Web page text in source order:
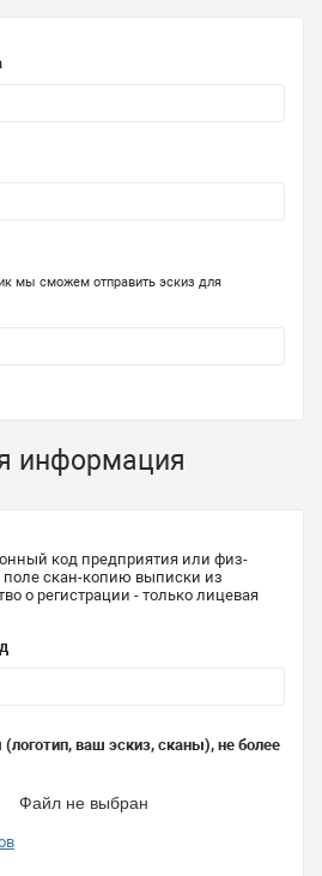
мы сможем отправить эскиз для
информация
код предприятия или физ-
скан-копию выписки из
о регистрации - только лицевая
ваш эскиз, сканы), не более
Файл не выбран